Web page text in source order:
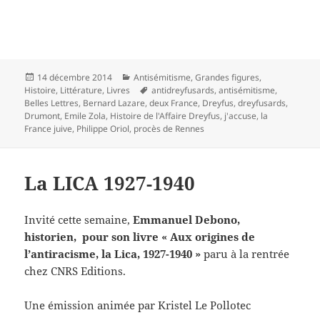
Publié
le
14 décembre 2014 Catégories
Antisémitisme,Grandes figures,
Histoire, Littérature, Livres
Mots-
clés
antidreyfusards,antisémitisme,
Belles Lettres, Bernard Lazare,deux France, Dreyfus,dreyfusards,
Drumont, Emile Zola, Histoire de l'Affaire Dreyfus, j'accuse, la
France juive, Philippe Oriol, procès de Rennes
La LICA 1927-1940
Invité cette semaine,Emmanuel Debono,
historien, pour son livre « Aux origines de
l’antiracisme, la Lica, 1927-1940 » paru à la rentrée
chez CNRS Editions.
Une émission animée par Kristel Le Pollotec